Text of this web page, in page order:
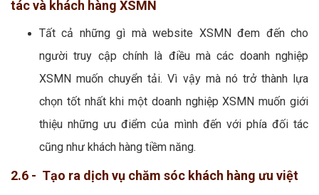
tác và khách hàng XSMN
Tất cả những gì mà website XSMN đem đến cho
người truy cập chính là điều mà các doanh nghiệp
XSMN muốn chuyển tải. Vì vậy mà nó trở thành lựa
chọn tốt nhất khi một doanh nghiệp XSMN muốn giới
thiệu những ưu điểm của mình đến với phía đối tác
cũng như khách hàng tiềm năng.
2.6 - Tạo ra dịch vụ chăm sóc khách hàng ưu việt